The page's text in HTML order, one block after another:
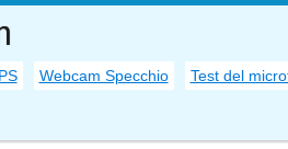
Webcam Specchio Test del